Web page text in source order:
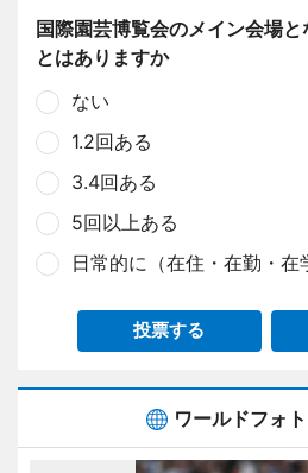
国際園芸博覧会のメイン会場
とはありますか
ない
1.2回ある
3.4回ある
5回以上ある
日常的に（在住・在勤・在
投票する
ワールドフォ